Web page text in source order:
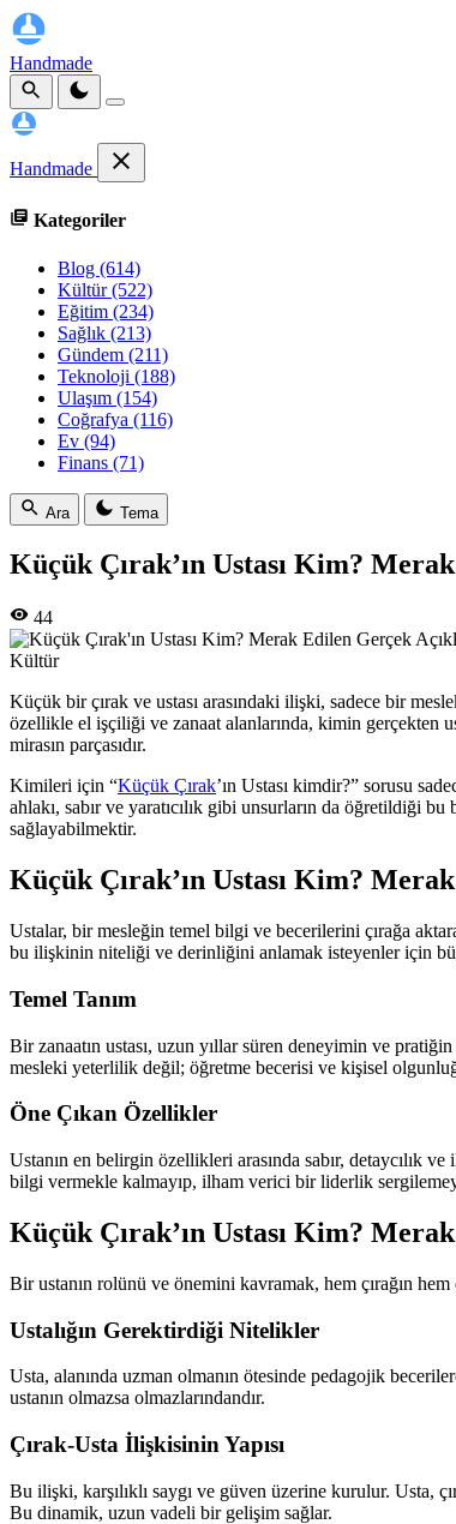
Handmade
Handmade
Kategoriler
Blog (614)
Kültür(522)
Eğitim (234)
Sağlık (213)
Gündem (211)
Teknoloji (188)
Ulaşım (154)
Coğrafya (116)
Ev (94)
Finans (71)
Ara Tema
Küçük Çırak’ın Ustası Kim?
44
Kültür
Küçük bir çırak ve ustası arasındaki ilişki, sadece bir
özellikle el işçiliği ve zanaat alanlarında, kimin gerçekten
mirasın parçasıdır.
Kimileri için “Küçük Çırak’ın Ustası kimdir?” sorusu
ahlakı, sabır ve yaratıcılık gibi unsurların da öğretildiği
sağlayabilmektir.
Küçük Çırak’ın Ustası Kim?
Ustalar, bir mesleğin temel bilgi ve becerilerini çırağa
bu ilişkinin niteliği ve derinliğini anlamak isteyenler için
Temel Tanım
Bir zanaatın ustası, uzun yıllar süren deneyimin ve
mesleki yeterlilik değil; öğretme becerisi ve kişisel
Öne Çıkan Özellikler
Ustanın en belirgin özellikleri arasında sabır, detaycılık
bilgi vermekle kalmayıp, ilham verici bir liderlik
Küçük Çırak’ın Ustası Kim?
Bir ustanın rolünü ve önemini kavramak, hem çırağın
Ustalığın Gerektirdiği Nitelikler
Usta, alanında uzman olmanın ötesinde pedagojik
ustanın olmazsa olmazlarındandır.
Çırak-Usta İlişkisinin Yapısı
Bu ilişki, karşılıklı saygı ve güven üzerine kurulur. Usta,
Bu dinamik, uzun vadeli bir gelişim sağlar.